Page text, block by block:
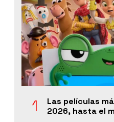
Las películas
2026, hasta el